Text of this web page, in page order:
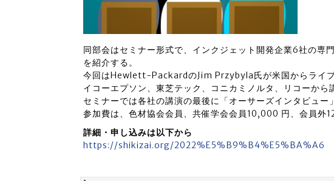
同部会はセミナー形式で、インクジェット開発企業6社の専
を紹介する。
今回はHewlett-PackardのJim Przybyla氏が米国からライ
イコーエプソン、東芝テック、コニカミノルタ、リコーから
セミナーでは各社の講演の最後に「オーサーズインタビュー
参加費は、色材協会会員、共催学会会員10,000 円、会員外
詳細・申し込みは以下から
https://shikizai.org/2022%E5%B9%B4%E5%BA%A6